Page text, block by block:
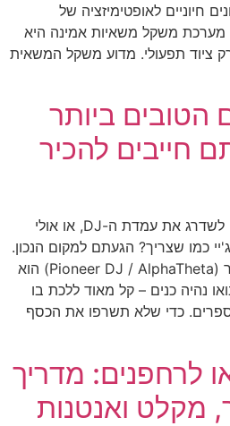
חיוניים לאופטימיזציה של
משקל משאיות אמינה היא
רק ציוד תפעולי. מדוע משקל המשאית
הטובים ביותר
חייבים להכיר
נו, אז החלטתם שהגיע הזמן לשדרג את עמדת ה-DJ, או אולי
כמו שצריך? הגעתם למקום הנכון.
עולם הקונטרולרים של פיוניר (Pioneer DJ / AlphaTheta) הוא
נהיה כנים – קל מאוד ללכת בו
כדי שלא תשרפו את הכסף
לרחפנים: מדריך
מקלט ואנטנות